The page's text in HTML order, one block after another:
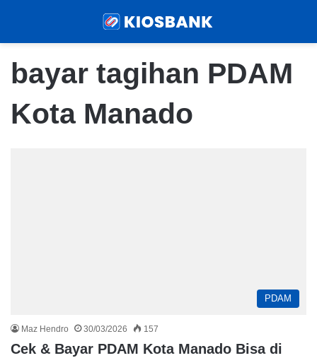
bayar tagihan PDAM
Kota Manado
PDAM
Maz Hendro 30/03/2026 157
Cek & Bayar PDAM Kota Manado Bisa di